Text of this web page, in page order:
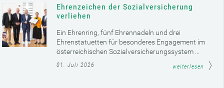
Ehrenzeichen der Sozialversicherung
verliehen
Ein Ehrenring, fünf Ehrennadeln und drei
Ehrenstatuetten für besonderes Engagement im
österreichischen Sozialversicherungssystem ...
01. Juli 2026 weiterlesen